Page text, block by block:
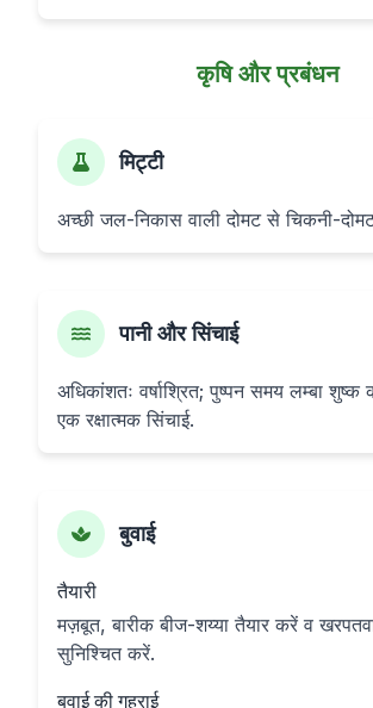
कृषि और प्रबंधन
मिट्टी
अच्छी जल-निकास वाली दोमट से चिकनी-
पानी और सिंचाई
अधिकांशतः वर्षाश्रित; पुष्पन समय लम्बा
एक रक्षात्मक सिंचाई.
बुवाई
तैयारी
मज़बूत, बारीक बीज-शय्या तैयार करें व
सुनिश्चित करें.
बुवाई की गहराई